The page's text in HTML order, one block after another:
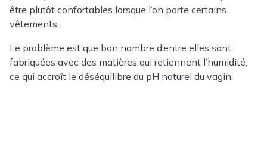
être plutôt confortables lorsque l’on porte certains
vêtements.
Le problème est que bon nombre d’entre elles sont
fabriquées avec des matières qui retiennent l’humidité,
ce qui accroît le déséquilibre du pH naturel du vagin.